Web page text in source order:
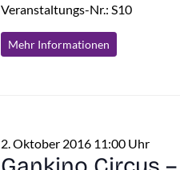
Veranstaltungs-Nr.: S10
Mehr Informationen
2. Oktober 2016 11:00 Uhr